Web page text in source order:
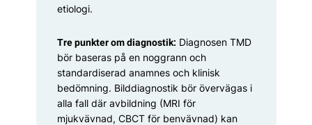
etiologi.
Tre punkter om diagnostik: Diagnosen TMD
bör baseras på en noggrann och
standardiserad anamnes och klinisk
bedömning. Bilddiagnostik bör övervägas i
alla fall där avbildning (MRI för
mjukvävnad, CBCT för benvävnad) kan